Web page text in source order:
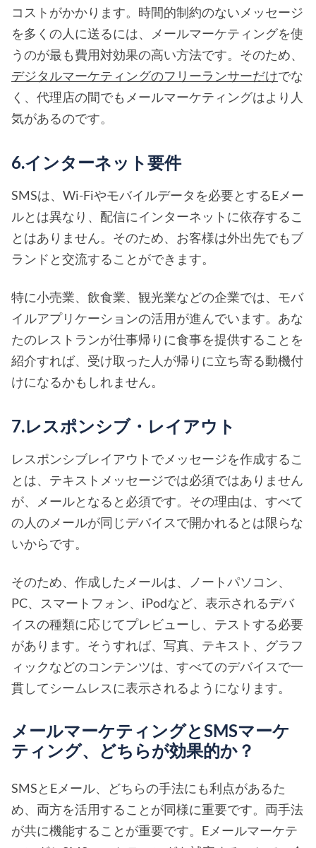
コストがかかります。時間的制約のないメッセージ
を多くの人に送るには、メールマーケティングを使
うのが最も費用対効果の高い方法です。そのため、
デジタルマーケティングのフリーランサーだけでな
く、代理店の間でもメールマーケティングはより人
気があるのです。
6.インターネット要件
SMSは、Wi-Fiやモバイルデータを必要とするEメー
ルとは異なり、配信にインターネットに依存するこ
とはありません。そのため、お客様は外出先でもブ
ランドと交流することができます。
特に小売業、飲食業、観光業などの企業では、モバ
イルアプリケーションの活用が進んでいます。あな
たのレストランが仕事帰りに食事を提供することを
紹介すれば、受け取った人が帰りに立ち寄る動機付
けになるかもしれません。
7.レスポンシブ・レイアウト
レスポンシブレイアウトでメッセージを作成するこ
とは、テキストメッセージでは必須ではありません
が、メールとなると必須です。その理由は、すべて
の人のメールが同じデバイスで開かれるとは限らな
いからです。
そのため、作成したメールは、ノートパソコン、
PC、スマートフォン、iPodなど、表示されるデバ
イスの種類に応じてプレビューし、テストする必要
があります。そうすれば、写真、テキスト、グラフ
ィックなどのコンテンツは、すべてのデバイスで一
貫してシームレスに表示されるようになります。
メールマーケティングとSMSマーケ
ティング、どちらが効果的か？
SMSとEメール、どちらの手法にも利点があるた
め、両方を活用することが同様に重要です。両手法
が共に機能することが重要です。Eメールマーケテ